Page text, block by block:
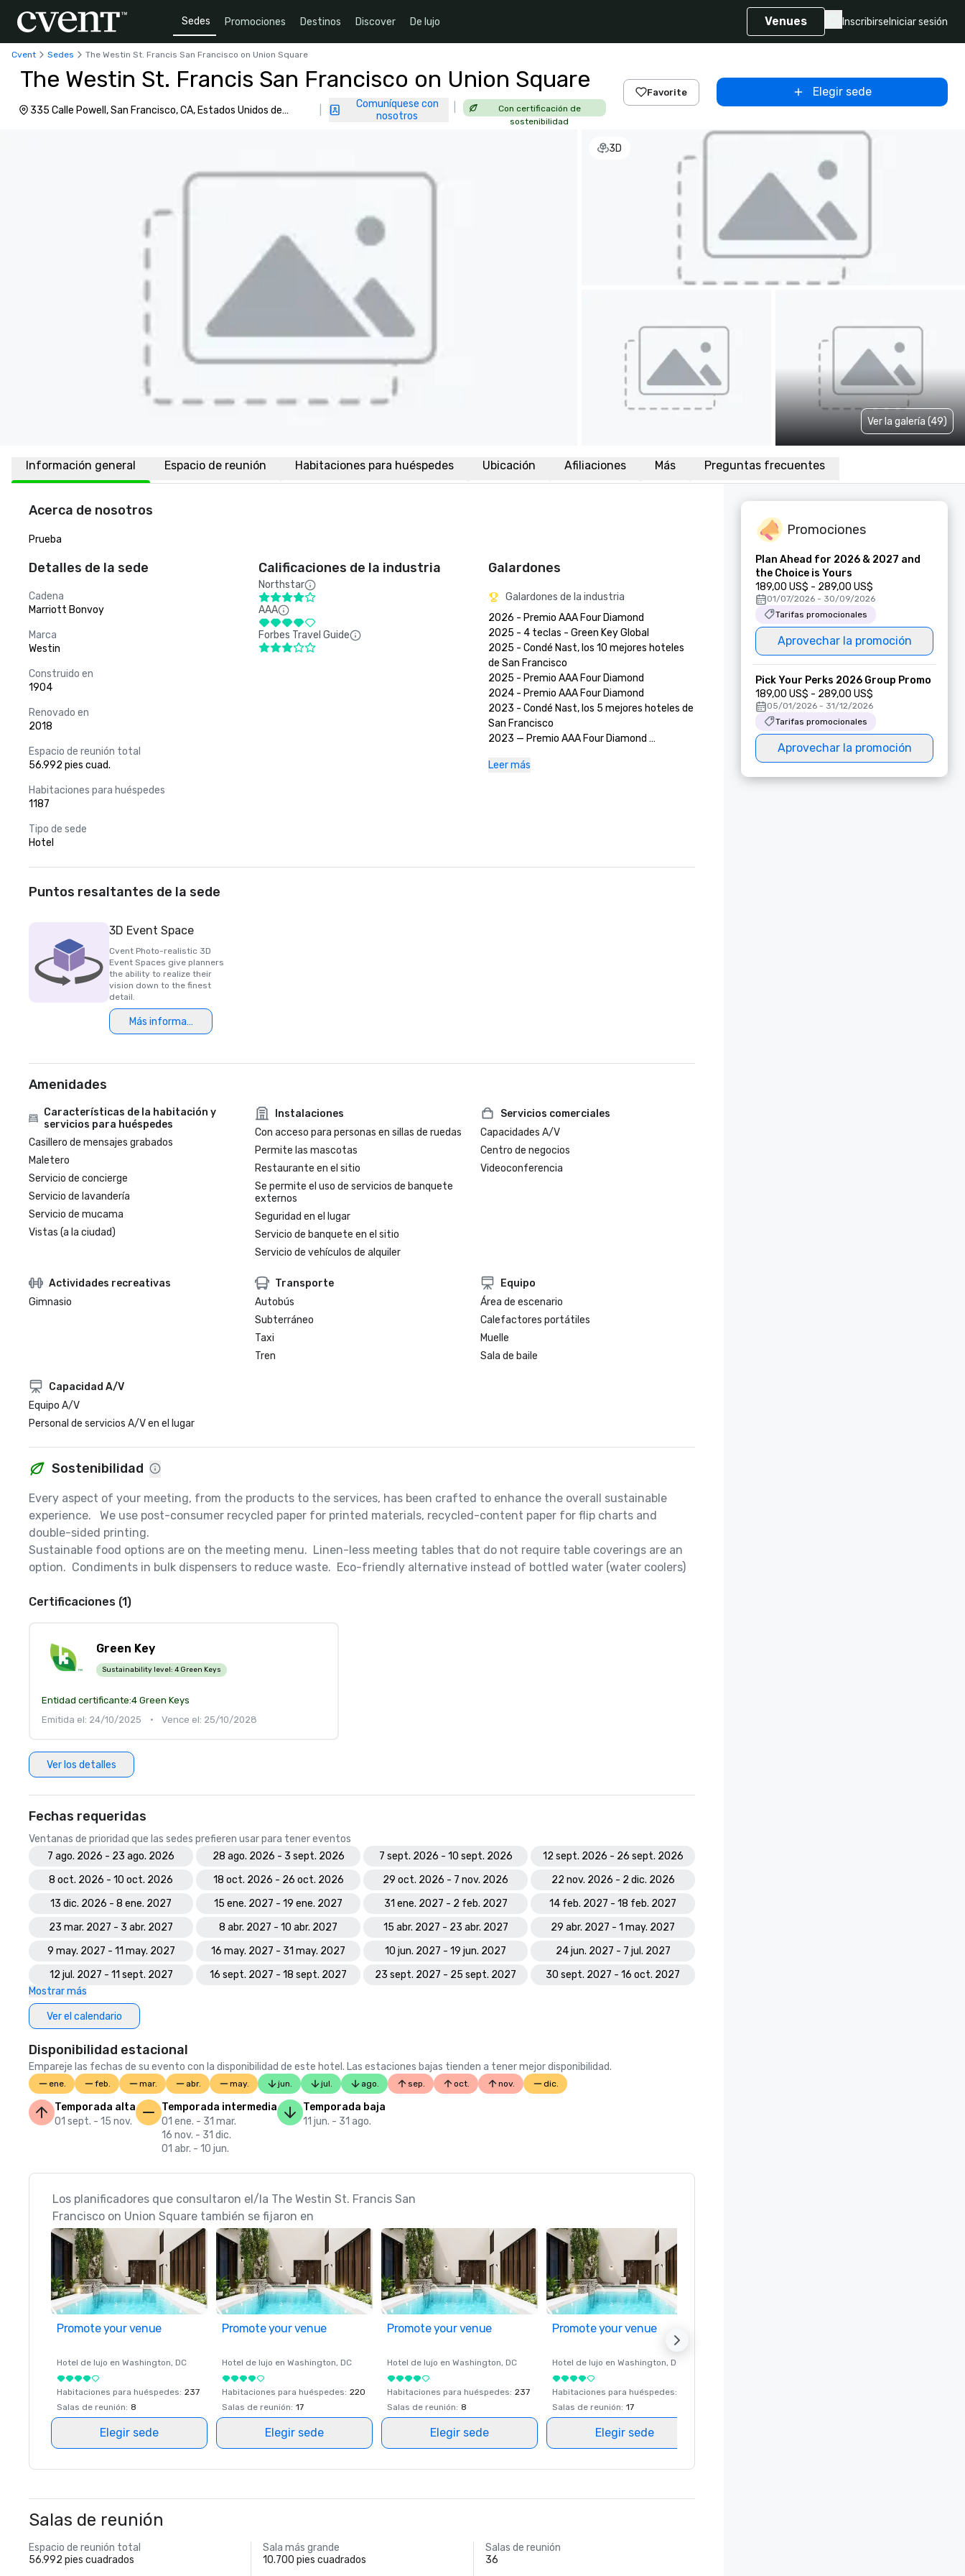
Sedes Promociones Destinos Discover De lujo Venues Inscribirse Iniciar sesión
Cvent Sedes The Westin St. Francis San Francisco on Union Square
The Westin St. Francis San Francisco on Union Square
335 Calle Powell, San Francisco, CA, Estados Unidos de
Comuníquese con
nosotros
Con certificación de
sostenibilidad
Favorite Elegir sede
3D
Ver la galería (49)
Información general Espacio de reunión Habitaciones para huéspedes Ubicación Afiliaciones Más Preguntas frecuentes
Acerca de nosotros
Prueba
Detalles de la sede
Cadena
Marriott Bonvoy
Marca
Westin
Construido en
1904
Renovado en
2018
Espacio de reunión total
56.992 pies cuad.
Habitaciones para huéspedes
1187
Tipo de sede
Hotel
Calificaciones de la industria
Northstar
AAA
Forbes Travel Guide
Galardones
Galardones de la industria
2026 - Premio AAA Four Diamond
2025 - 4 teclas - Green Key Global
2025 - Condé Nast, los 10 mejores hoteles
de San Francisco
2025 - Premio AAA Four Diamond
2024 - Premio AAA Four Diamond
2023 - Condé Nast, los 5 mejores hoteles de
San Francisco
2023 — Premio AAA Four Diamond
2021 - Premio AAA Four Diamond
Leer más
Puntos resaltantes de la sede
3D Event Space
Cvent Photo-realistic 3D
Event Spaces give planners
the ability to realize their
vision down to the finest
detail.
Más información
Amenidades
Características de la habitación y
servicios para huéspedes
Casillero de mensajes grabados
Maletero
Servicio de concierge
Servicio de lavandería
Servicio de mucama
Vistas (a la ciudad)
Instalaciones
Con acceso para personas en sillas de ruedas
Permite las mascotas
Restaurante en el sitio
Se permite el uso de servicios de banquete
externos
Seguridad en el lugar
Servicio de banquete en el sitio
Servicio de vehículos de alquiler
Servicios comerciales
Capacidades A/V
Centro de negocios
Videoconferencia
Actividades recreativas
Gimnasio
Transporte
Autobús
Subterráneo
Taxi
Tren
Equipo
Área de escenario
Calefactores portátiles
Muelle
Sala de baile
Capacidad A/V
Equipo A/V
Personal de servicios A/V en el lugar
Sostenibilidad
Every aspect of your meeting, from the products to the services, has been crafted to enhance the overall sustainable
experience.   We use post-consumer recycled paper for printed materials, recycled-content paper for flip charts and
double-sided printing.
Sustainable food options are on the meeting menu.  Linen-less meeting tables that do not require table coverings are an
option.  Condiments in bulk dispensers to reduce waste.  Eco-friendly alternative instead of bottled water (water coolers)
Certificaciones (1)
Green Key
Sustainability level: 4 Green Keys
Entidad certificante:4 Green Keys
Emitida el: 24/10/2025
• Vence el: 25/10/2028
Ver los detalles
Fechas requeridas
Ventanas de prioridad que las sedes prefieren usar para tener eventos
7 ago. 2026 - 23 ago. 2026
28 ago. 2026 - 3 sept. 2026 7 sept. 2026 - 10 sept. 2026
12 sept. 2026 - 26 sept. 2026
8 oct. 2026 - 10 oct. 2026
18 oct. 2026 - 26 oct. 2026 29 oct. 2026 - 7 nov. 2026
22 nov. 2026 - 2 dic. 2026
13 dic. 2026 - 8 ene. 2027
15 ene. 2027 - 19 ene. 2027 31 ene. 2027 - 2 feb. 2027
14 feb. 2027 - 18 feb. 2027
23 mar. 2027 - 3 abr. 2027
8 abr. 2027 - 10 abr. 2027 15 abr. 2027 - 23 abr. 2027
29 abr. 2027 - 1 may. 2027
9 may. 2027 - 11 may. 2027
16 may. 2027 - 31 may. 2027 10 jun. 2027 - 19 jun. 2027
24 jun. 2027 - 7 jul. 2027
12 jul. 2027 - 11 sept. 2027
16 sept. 2027 - 18 sept. 2027 23 sept. 2027 - 25 sept. 2027
30 sept. 2027 - 16 oct. 2027
Mostrar más
Ver el calendario
Disponibilidad estacional
Empareje las fechas de su evento con la disponibilidad de este hotel. Las estaciones bajas tienden a tener mejor disponibilidad.
ene. feb. mar. abr. may. jun. jul. ago. sep. oct. nov. dic.
Temporada alta
01 sept. - 15 nov.
Temporada intermedia
01 ene. - 31 mar.
16 nov. - 31 dic.
01 abr. - 10 jun.
Temporada baja
11 jun. - 31 ago.
Los planificadores que consultaron el/la The Westin St. Francis San
Francisco on Union Square también se fijaron en
Promote your venue
Hotel de lujo en Washington, DC
Habitaciones para huéspedes: 237
Salas de reunión: 8
Elegir sede
Promote your venue
Hotel de lujo en Washington, DC
Habitaciones para huéspedes: 220
Salas de reunión: 17
Elegir sede
Promote your venue
Hotel de lujo en Washington, DC
Habitaciones para huéspedes: 237
Salas de reunión: 8
Elegir sede
Promote your venue
Hotel de lujo en Washington, DC
Habitaciones para huéspedes:
Salas de reunión: 17
Elegir sede
Salas de reunión
Espacio de reunión total
56.992 pies cuadrados
Sala más grande
10.700 pies cuadrados
Salas de reunión
36
Promociones
Plan Ahead for 2026 & 2027 and
the Choice is Yours
189,00 US$ - 289,00 US$
01/07/2026 - 30/09/2026
Tarifas promocionales
Aprovechar la promoción
Pick Your Perks 2026 Group Promo
189,00 US$ - 289,00 US$
05/01/2026 - 31/12/2026
Tarifas promocionales
Aprovechar la promoción